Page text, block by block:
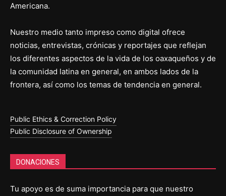
Americana.
Nuestro medio tanto impreso como digital ofrece
noticias, entrevistas, crónicas y reportajes que reflejan
los diferentes aspectos de la vida de los oaxaqueños y de
la comunidad latina en general, en ambos lados de la
frontera, así como los temas de tendencia en general.
Public Ethics & Correction Policy
Public Disclosure of Ownership
DONACIONES
Tu apoyo es de suma importancia para que nuestro